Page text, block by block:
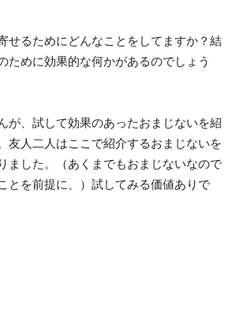
せるためにどんなことをしてますか？結
ために効果的な何かがあるのでしょう
が、試して効果のあったおまじないを紹
友人二人はここで紹介するおまじないを
ました。（あくまでもおまじないなので
とを前提に、）試してみる価値ありで